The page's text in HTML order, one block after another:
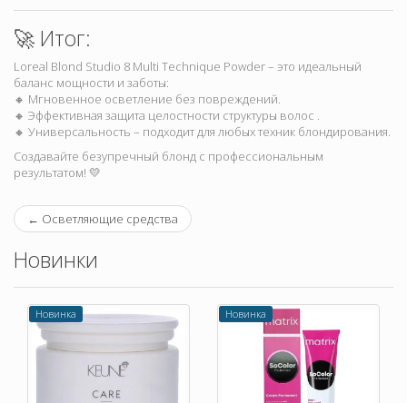
🚀 Итог:
Loreal Blond Studio 8 Multi Technique Powder – это идеальный
баланс мощности и заботы:
🔸 Мгновенное осветление без повреждений.
🔸 Эффективная защита целостности структуры волос .
🔸 Универсальность – подходит для любых техник блондирования.
Создавайте безупречный блонд с профессиональным
результатом! 💛
← Осветляющие средства
Новинки
Новинка Новинка